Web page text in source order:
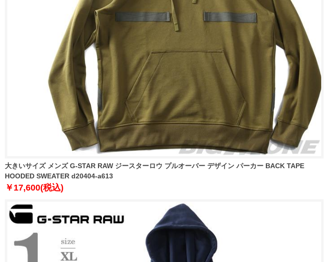
大きいサイズ メンズ G-STAR RAW ジースターロウ プルオーバー デザイン パーカー BACK TAPE
HOODED SWEATER d20404-a613
￥17,600(税込)